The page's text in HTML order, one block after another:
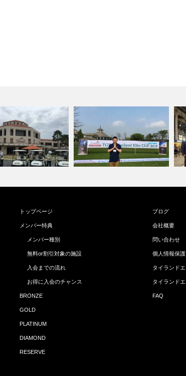
トップページ
メンバー特典
メンバー種別
無料or割引対象の施設
入会までの流れ
お得に入会のチャンス
BRONZE
GOLD
PLATINUM
DIAMOND
RESERVE
ブログ
会社概要
問い合わせ
個人情報保
タイランド
タイランド
FAQ